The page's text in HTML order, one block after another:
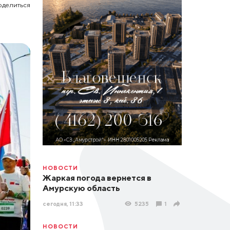
НОВОСТИ
Жаркая погода вернется в
Амурскую область
сегодня, 11:33 5235 1
НОВОСТИ